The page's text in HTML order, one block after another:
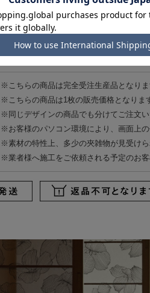
さい）
※アルミ室内建具との接着では、のり付
けます。
※高温多湿でのご使用は、はがれの原因に
※こちらの商品は完全受注生産品となり
※こちらの商品は1枚の販売価格となりま
※同じデザインの商品でも分けてご注文
※お客様のパソコン環境により、画面上
※素材の特性上、多少の夾雑物が見受け
※業者様へ施工をご依頼される予定のお